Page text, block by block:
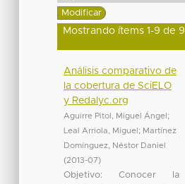
Mostrando ítems 1-9 de 9
Análisis comparativo de
la cobertura de SciELO
y Redalyc.org
Aguirre Pitol, Miguel Ángel ;
Leal Arriola, Miguel ; Martínez
Domínguez, Néstor Daniel
(2013-07)
Objetivo: Conocer la